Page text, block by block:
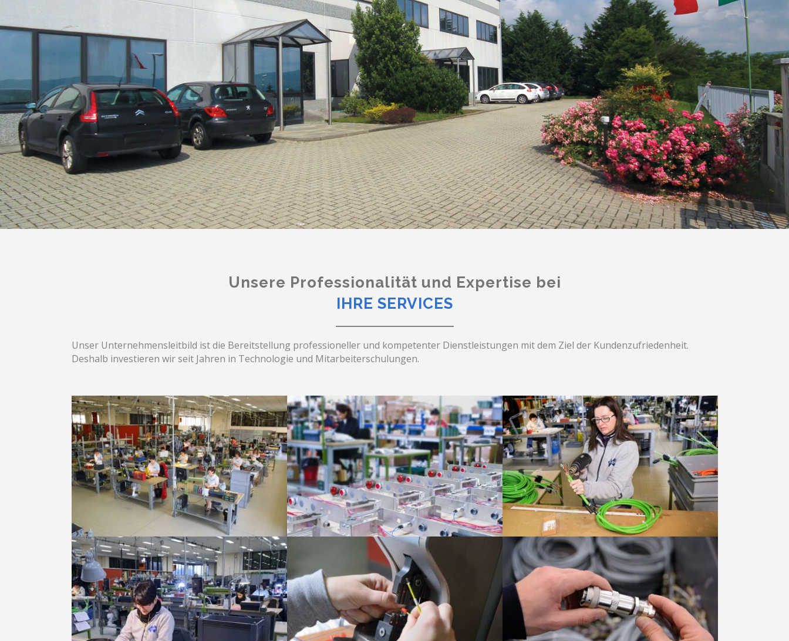
Unsere Professionalität und Expertise bei
IHRE SERVICES
Unser Unternehmensleitbild ist die Bereitstellung professioneller und kompetenter Dienstleistungen mit dem Ziel der Kundenzufriedenheit.
Deshalb investieren wir seit Jahren in Technologie und Mitarbeiterschulungen.